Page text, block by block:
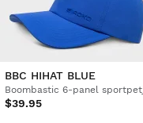
BBC HIHAT BLUE
Boombastic 6-panel
$39.95